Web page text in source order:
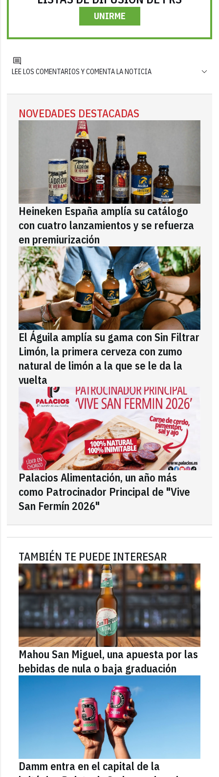
UNIRME
LEE LOS COMENTARIOS Y COMENTA LA NOTICIA
NOVEDADES DESTACADAS
Heineken España amplía su catálogo
con cuatro lanzamientos y se refuerza
en premiurización
El Águila amplía su gama con Sin Filtrar
Limón, la primera cerveza con zumo
natural de limón a la que se le da la
vuelta
Palacios Alimentación, un año más
como Patrocinador Principal de "Vive
San Fermín 2026"
TAMBIÉN TE PUEDE INTERESAR
Mahou San Miguel, una apuesta por las
bebidas de nula o baja graduación
Damm entra en el capital de la